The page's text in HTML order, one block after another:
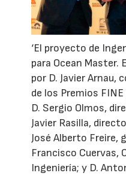
‘El proyecto de
para Ocean Master.
por D. Javier Arnau,
de los Premios
D. Sergio Olmos,
Javier Rasilla,
José Alberto Freire,
Francisco Cuervas,
Ingeniería; y D.